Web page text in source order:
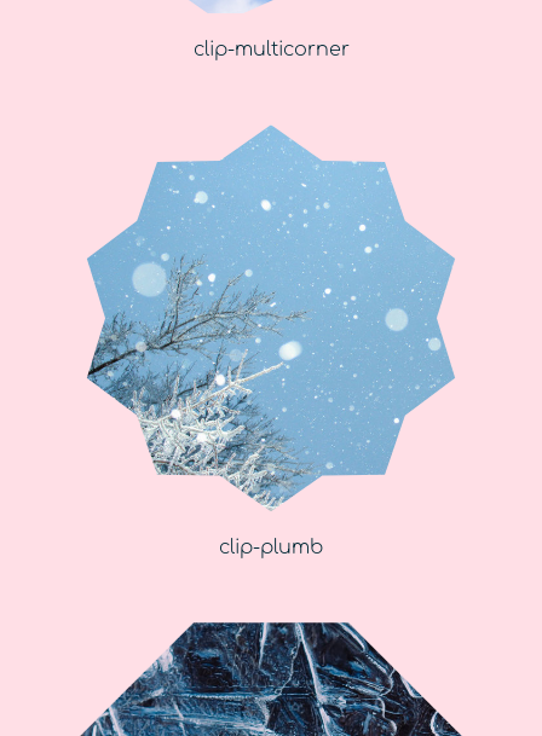
clip-multicorner
clip-plumb